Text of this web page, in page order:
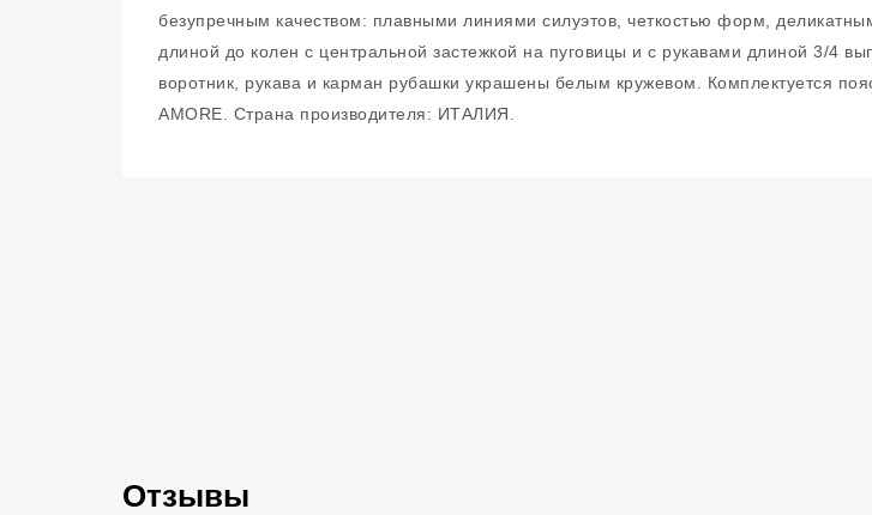
безупречным качеством: плавными линиями силуэтов, четкостью форм,
длиной до колен с центральной застежкой на пуговицы и с рукавами длиной 3/4
воротник, рукава и карман рубашки украшены белым кружевом. Комплектуется
AMORE. Страна производителя: ИТАЛИЯ.
Отзывы